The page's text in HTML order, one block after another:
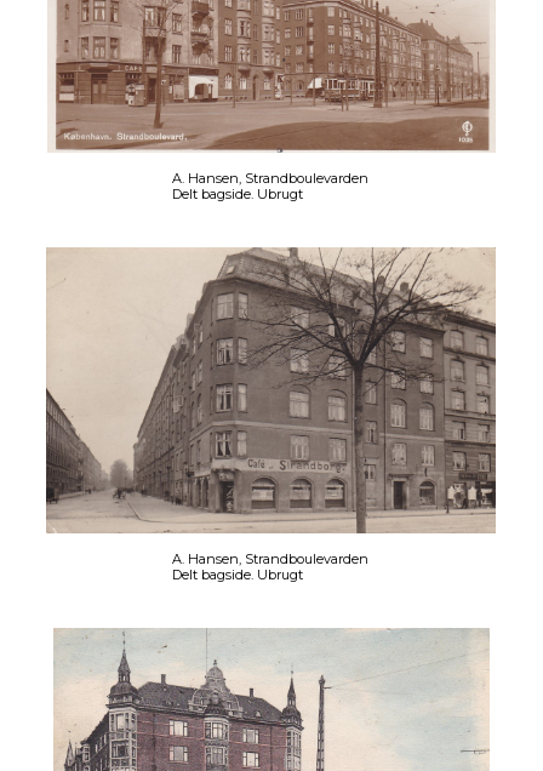
A. Hansen, Strandboulevarden
Delt bagside. Ubrugt
A. Hansen, Strandboulevarden
Delt bagside. Ubrugt